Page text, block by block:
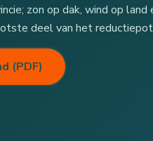
zon op dak, wind op land
deel van het
(PDF)